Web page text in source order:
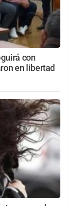
con
en libertad